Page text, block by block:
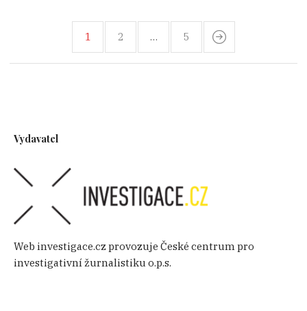
1 2 … 5
Vydavatel
Web investigace.cz provozuje České centrum pro
investigativní žurnalistiku o.p.s.